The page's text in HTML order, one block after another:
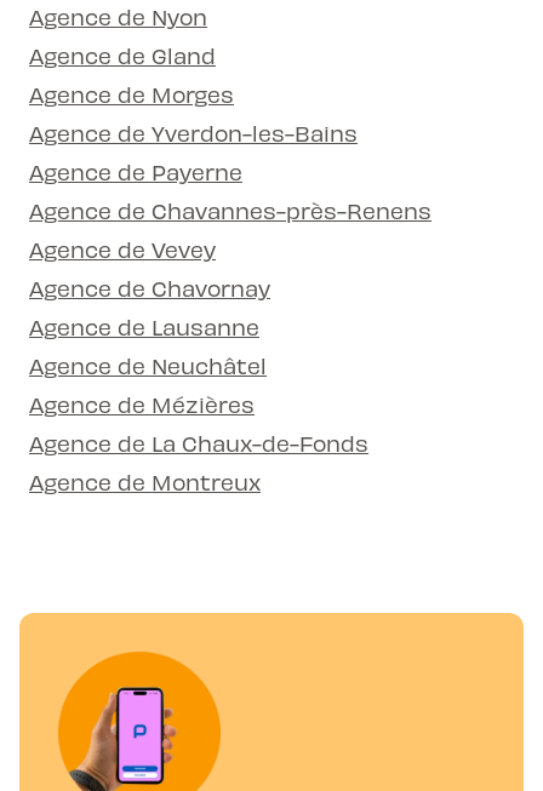
Agence de Nyon
Agence de Gland
Agence de Morges
Agence de Yverdon-les-Bains
Agence de Payerne
Agence de Chavannes-près-Renens
Agence de Vevey
Agence de Chavornay
Agence de Lausanne
Agence de Neuchâtel
Agence de Mézières
Agence de La Chaux-de-Fonds
Agence de Montreux